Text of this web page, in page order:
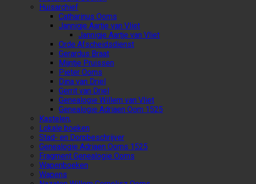
Huisarchief
Catharinus Ooms
Jannigje Aartje van Vliet
Jannigje Aartje van Vliet
Orde Afscheidsdienst
Gerardus Braat
Mijntje Pruissen
Pieter Ooms
Dina van Driel
Gerrit van Driel
Genealogie Willem van Vliet
Genealogie Adriaen Oom 1525
Kastelen,
Lokale boeken
Stad- en Dorpbeschrijver
Genealogie Adriaen Ooms 1525
Fragment Genealogie Ooms
Wapenboeken
Wapens